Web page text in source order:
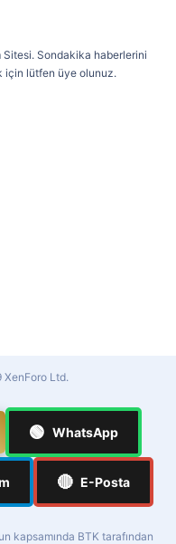
Sondakika haberlerini
için lütfen üye olunuz.
Ltd.
🟢 WhatsApp
🔴 E-Posta
kapsamında BTK tarafından